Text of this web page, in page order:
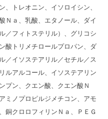
トレオニン、イソロイシン、
Ｎａ、乳酸、エタノール、ダイ
／フィトステリル）、グリコシ
酸トリメチロールプロパン、ダ
／イソステアリル／セチル／ス
ルアルコール、イソステアリン
プン、クエン酸、クエン酸Ｎ
ミノプロピルジメチコン、アモ
銅クロロフィリンＮａ、ＰＥＧ